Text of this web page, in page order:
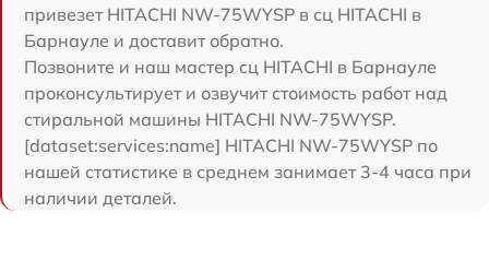
привезет HITACHI NW-75WYSP в сц HITACHI в
Барнауле и доставит обратно.
Позвоните и наш мастер сц HITACHI в Барнауле
проконсультирует и озвучит стоимость работ над
стиральной машины HITACHI NW-75WYSP.
[dataset:services:name] HITACHI NW-75WYSP по
нашей статистике в среднем занимает 3-4 часа при
наличии деталей.